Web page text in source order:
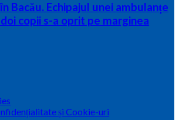
Bacău. Echipajul unei ambulanțe
copii s-a oprit pe marginea
și Cookie-uri